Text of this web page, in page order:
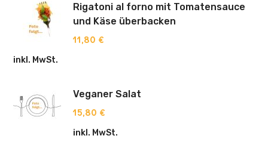
Rigatoni al forno mit Tomatensauce
und Käse überbacken
11,80 €
inkl. MwSt.
Veganer Salat
15,80 €
inkl. MwSt.